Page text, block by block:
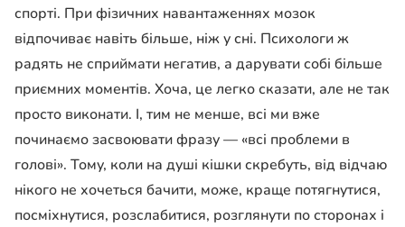
спорті. При фізичних навантаженнях мозок
відпочиває навіть більше, ніж у сні. Психологи ж
радять не сприймати негатив, а дарувати собі більше
приємних моментів. Хоча, це легко сказати, але не так
просто виконати. І, тим не менше, всі ми вже
починаємо засвоювати фразу — «всі проблеми в
голові». Тому, коли на душі кішки скребуть, від відчаю
нікого не хочеться бачити, може, краще потягнутися,
посміхнутися, розслабитися, розглянути по сторонах і